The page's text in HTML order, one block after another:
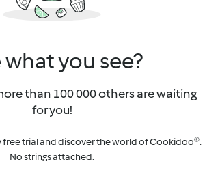
what you see?
than 100 000 others are waiting
for you!
free trial and discover the world of Cookidoo®.
No strings attached.